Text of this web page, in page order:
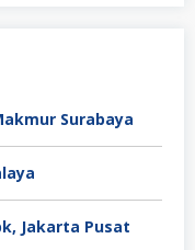
Surabaya
Jakarta Pusat